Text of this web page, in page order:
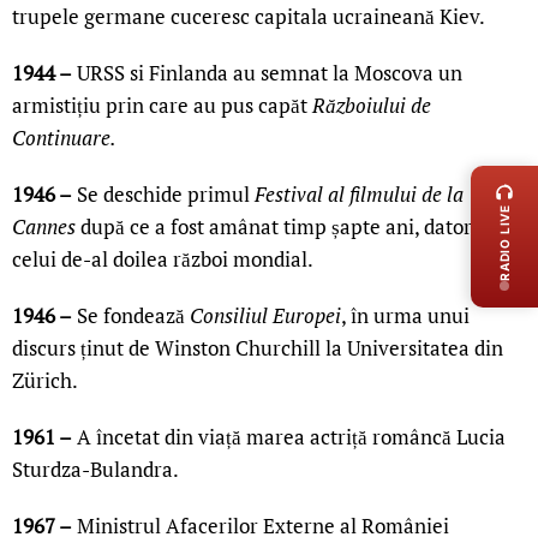
trupele germane cuceresc capitala ucraineană Kiev.
1944 –URSS si Finlanda au semnat la Moscova un
armistițiu prin care au pus capătRăzboiului de
Continuare.
1946 – Se deschide primulFestival al filmului de la
Cannesdupă ce a fost amânat timp șapte ani, datorită
celui de-al doilea război mondial.
1946 – Se fondează Consiliul Europei, în urma unui
discurs ținut de Winston Churchill la Universitatea din
Zürich.
1961 –A încetat din viață marea actriță româncă Lucia
Sturdza-Bulandra.
1967 –Ministrul Afacerilor Externe al României
RADIO LIVE